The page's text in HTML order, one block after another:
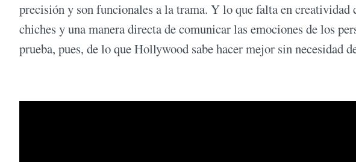
precisión y son funcionales a la trama. Y lo que falta en
chiches y una manera directa de comunicar las emociones de los
prueba, pues, de lo que Hollywood sabe hacer mejor sin necesidad